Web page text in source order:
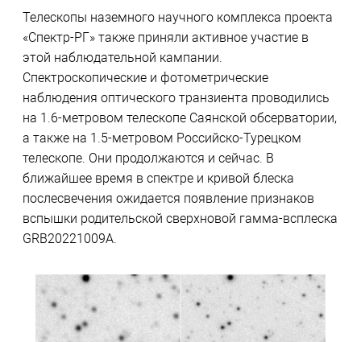
Телескопы наземного научного комплекса проекта
«Спектр-РГ» также приняли активное участие в
этой наблюдательной кампании.
Спектроскопические и фотометрические
наблюдения оптического транзиента проводились
на 1.6-метровом телескопе Саянской обсерватории,
а также на 1.5-метровом Российско-Турецком
телескопе. Они продолжаются и сейчас. В
ближайшее время в спектре и кривой блеска
послесвечения ожидается появление признаков
вспышки родительской сверхновой гамма-всплеска
GRB20221009A.